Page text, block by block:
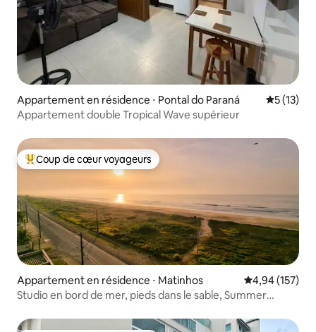
Appartement en résidence ⋅ Pontal do Paraná
5 (13)
Appartement double Tropical Wave supérieur
Coups de cœur voyageurs les plus appréciés
Coup de cœur voyageurs
Appartement en résidence ⋅ Matinhos Évaluation
4,94 (157)
Studio en bord de mer, pieds dans le sable, Summer